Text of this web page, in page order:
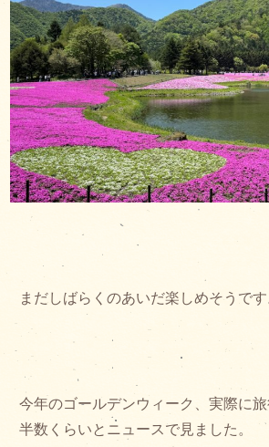
まだしばらくのあいだ楽しめそうです
今年のゴールデンウィーク、実際に
半数くらいとニュースで見ました。